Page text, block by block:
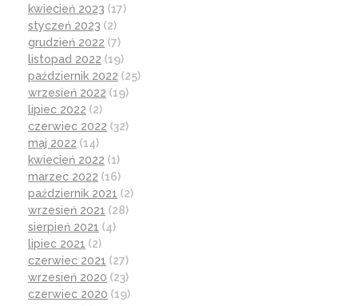
kwiecień 2023 (17)
styczeń 2023 (2)
grudzień 2022 (7)
listopad 2022 (19)
październik 2022 (25)
wrzesień 2022 (19)
lipiec 2022 (2)
czerwiec 2022 (32)
maj 2022 (14)
kwiecień 2022 (1)
marzec 2022 (16)
październik 2021 (2)
wrzesień 2021 (28)
sierpień 2021 (4)
lipiec 2021 (2)
czerwiec 2021 (27)
wrzesień 2020 (23)
czerwiec 2020 (19)